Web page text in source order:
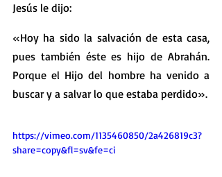
Jesús le dijo:
«Hoy ha sido la salvación de esta casa,
pues también éste es hijo de Abrahán.
Porque el Hijo del hombre ha venido a
buscar y a salvar lo que estaba perdido».
https://vimeo.com/1135460850/2a426819c3?
share=copy&fl=sv&fe=ci